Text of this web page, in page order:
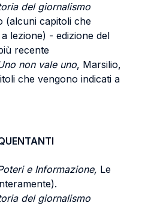
del giornalismo
(alcuni capitoli che
lezione) - edizione del
recente
non vale uno, Marsilio,
che vengono indicati a
e Informazione, Le
del giornalismo